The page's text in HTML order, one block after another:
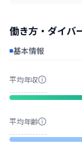
働き方・ダイバ
基本情報
平均年収
平均年齢